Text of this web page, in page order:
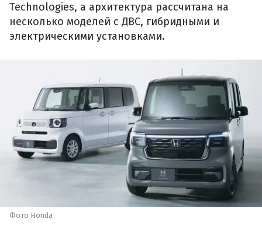
Technologies, а архитектура рассчитана на
несколько моделей с ДВС, гибридными и
электрическими установками.
Фото Honda